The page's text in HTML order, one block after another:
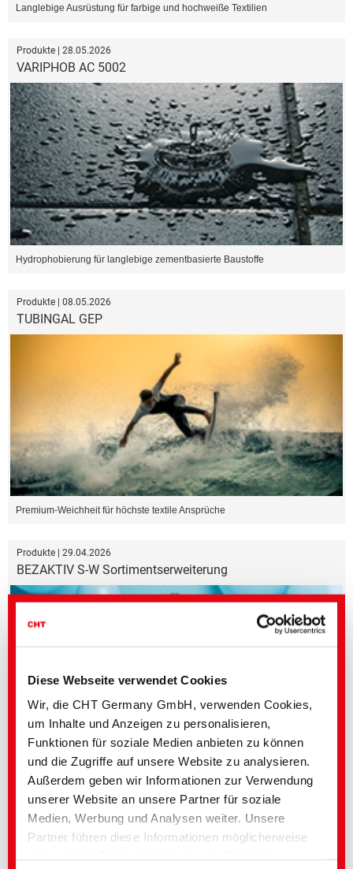
Diese Webseite verwendet Cookies
Wir, die CHT Germany GmbH, verwenden Cookies,
um Inhalte und Anzeigen zu personalisieren,
Funktionen für soziale Medien anbieten zu können
und die Zugriffe auf unsere Website zu analysieren.
Außerdem geben wir Informationen zur Verwendung
unserer Website an unsere Partner für soziale
Medien, Werbung und Analysen weiter. Unsere
Partner führen diese Informationen möglicherweise
Langlebige Ausrüstung für farbige und hochweiße Textilien
Produkte | 28.05.2026
VARIPHOB AC 5002
Hydrophobierung für langlebige zementbasierte Baustoffe
Produkte | 08.05.2026
TUBINGAL GEP
Premium-Weichheit für höchste textile Ansprüche
Produkte | 29.04.2026
BEZAKTIV S-W Sortimentserweiterung
Zwei neue Reaktivfarbstoffe erweitern das Angebot
Produkte | 30.03.2026
Kreislaufwirtschaft fördern mit TUBICOAT PET